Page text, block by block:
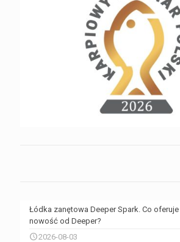
Łódka zanętowa Deeper Spark. Co oferuje
nowość od Deeper?
2026-08-03